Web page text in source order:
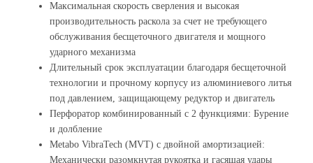
Максимальная скорость сверления и высокая
производительность раскола за счет не требующего
обслуживания бесщеточного двигателя и мощного
ударного механизма
Длительный срок эксплуатации благодаря бесщеточной
технологии и прочному корпусу из алюминиевого литья
под давлением, защищающему редуктор и двигатель
Перфоратор комбинированный с 2 функциями: Бурение
и долбление
Metabo VibraTech (MVT) с двойной амортизацией:
Механически разомкнутая рукоятка и гасящая удары